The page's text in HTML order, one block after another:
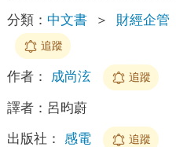
分類： 中文書 ＞ 財經企管
追蹤
作者： 成尚泫 追蹤
譯者： 呂昀蔚
出版社： 感電 追蹤